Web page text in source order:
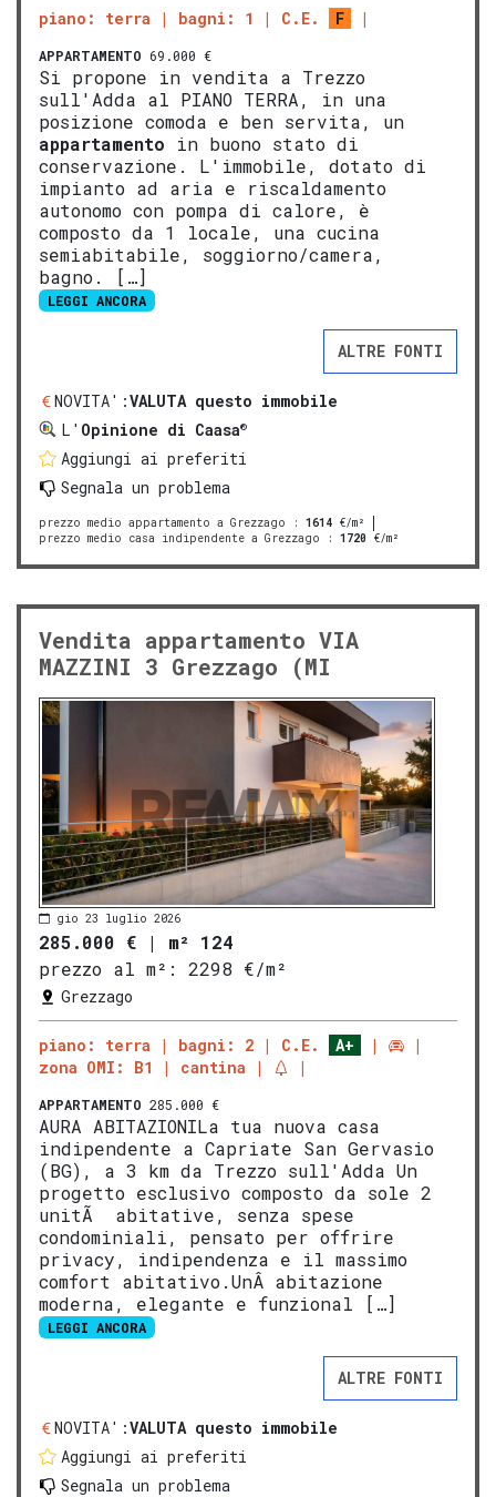
piano: terra bagni: 1 C.E. F
APPARTAMENTO 69.000 €
Si propone in vendita a Trezzo
sull'Adda al PIANO TERRA, in una
posizione comoda e ben servita, un
appartamento in buono stato di
conservazione. L'immobile, dotato di
impianto ad aria e riscaldamento
autonomo con pompa di calore, è
composto da 1 locale, una cucina
semiabitabile, soggiorno/camera,
bagno. […]
LEGGI ANCORA
ALTRE FONTI
NOVITA':VALUTA questo immobile
L' Opinione di Caasa®
Aggiungi ai preferiti
Segnala un problema
prezzo medio appartamento a Grezzago : 1614 €/m²
prezzo medio casa indipendente a Grezzago : 1720 €/m²
Vendita appartamento VIA
MAZZINI 3 Grezzago (MI
gio 23 luglio 2026
285.000 € | m² 124
prezzo al m²:
2298 €/m²
Grezzago
piano: terra bagni: 2 C.E.
A+
zona OMI: B1
cantina
APPARTAMENTO 285.000 €
AURA ABITAZIONILa tua nuova casa
indipendente a Capriate San Gervasio
(BG), a 3 km da Trezzo sull'Adda Un
progetto esclusivo composto da sole 2
unitÃ abitative, senza spese
condominiali, pensato per offrire
privacy, indipendenza e il massimo
comfort abitativo.UnÂ abitazione
moderna, elegante e funzional […]
LEGGI ANCORA
ALTRE FONTI
NOVITA':VALUTA questo immobile
Aggiungi ai preferiti
Segnala un problema